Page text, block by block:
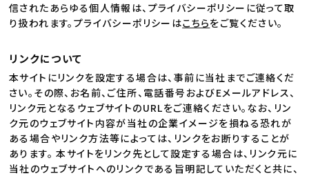
信されたあらゆる個人情報は、プライバシーポリシーに従って取
り扱われます。プライバシーポリシーはこちらをご覧ください。
リンクについて
本サイトにリンクを設定する場合は、事前に当社までご連絡くだ
さい。その際、お名前、ご住所、電話番号およびEメールアドレス、
リンク元となるウェブサイトのURLをご連絡ください。なお、リン
ク元のウェブサイト内容が当社の企業イメージを損ねる恐れが
ある場合やリンク方法等によっては、リンクをお断りすることが
あります。 本サイトをリンク先として設定する場合は、リンク元に
当社のウェブサイトへのリンクである旨明記していただくと共に、